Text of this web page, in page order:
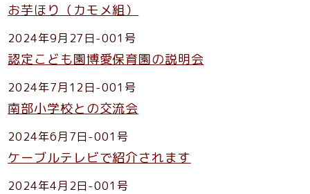
お芋ほり（カモメ組）
2024年9月27日-001号
認定こども園博愛保育園の説明会
2024年7月12日-001号
南部小学校との交流会
2024年6月7日-001号
ケーブルテレビで紹介されます
2024年4月2日-001号